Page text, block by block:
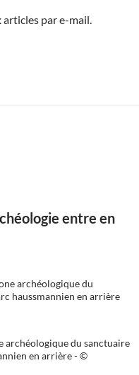
par e-mail.
entre en
archéologique du sanctuaire
en arrière - ©